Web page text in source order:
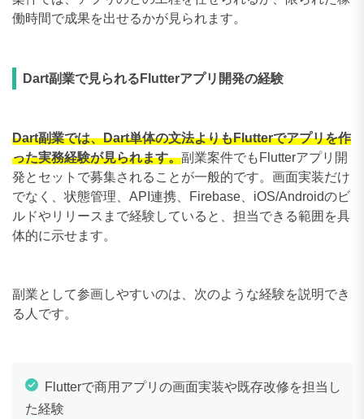
働時間で成果を出せるかが見られます。
Dart副業で見られるFlutterアプリ開発の経験
Dart副業では、Dart単体の文法よりもFlutterでアプリを作
った実務経験が見られます。副業案件でもFlutterアプリ開
発とセットで募集されることが一般的です。画面実装だけ
でなく、状態管理、API連携、Firebase、iOS/Androidのビ
ルドやリリースまで経験していると、担当できる範囲を具
体的に示せます。
副業として参画しやすいのは、次のような経験を説明でき
る人です。
Flutterで商用アプリの画面実装や既存改修を担当し
た経験